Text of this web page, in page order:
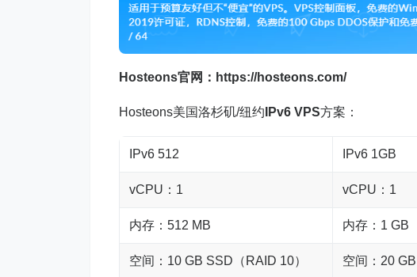
Hosteons官网： https://hosteons.com/
Hosteons美国洛杉矶/纽约 IPv6 VPS方案：
IPv6 512 IPv6 1GB
vCPU：1 vCPU：1
内存：512 MB 内存：1 GB
空间：10 GB SSD（RAID 10） 空间：20